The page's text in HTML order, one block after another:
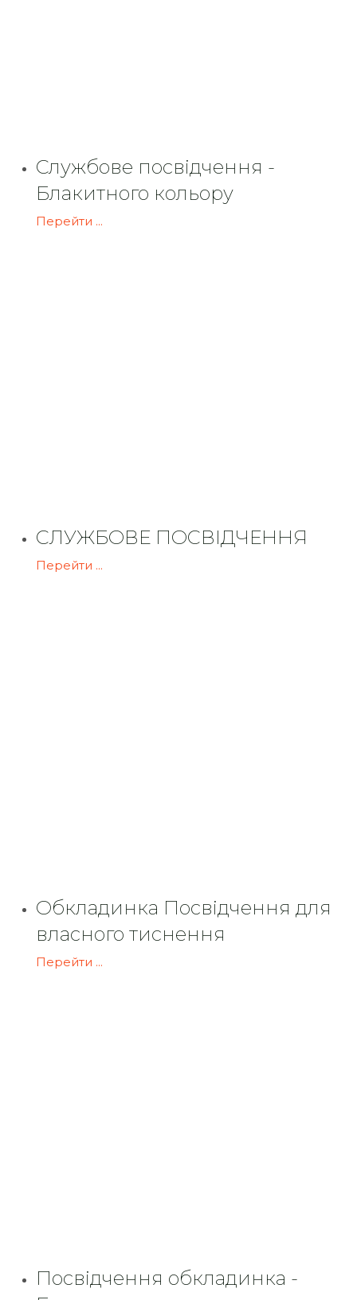
Службове посвідчення -
Блакитного кольору
Перейти ...
СЛУЖБОВЕ ПОСВІДЧЕННЯ
Перейти ...
Обкладинка Посвідчення для
власного тиснення
Перейти ...
Посвідчення обкладинка -